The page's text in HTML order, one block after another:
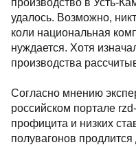
производство в Усть-
удалось. Возможно,
коли национальная
нуждается. Хотя
производства
Согласно мнению
российском портале
профицита и низких
полувагонов